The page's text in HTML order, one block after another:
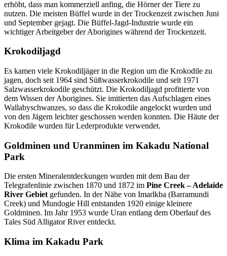
erhöht, dass man kommerziell anfing, die Hörner der Tiere zu
nutzen. Die meisten Büffel wurde in der Trockenzeit zwischen Juni
und September gejagt. Die Büffel-Jagd-Industrie wurde ein
wichtiger Arbeitgeber der Aborigines während der Trockenzeit.
Krokodiljagd
Es kamen viele Krokodiljäger in die Region um die Krokodile zu
jagen, doch seit 1964 sind Süßwasserkrokodile und seit 1971
Salzwasserkrokodile geschützt. Die Krokodiljagd profitierte von
dem Wissen der Aborigines. Sie imitierten das Aufschlagen eines
Wallabyschwanzes, so dass die Krokodile angelockt wurden und
von den Jägern leichter geschossen werden konnten. Die Häute der
Krokodile wurden für Lederprodukte verwendet.
Goldminen und Uranminen im Kakadu National
Park
Die ersten Mineralentdeckungen wurden mit dem Bau der
Telegrafenlinie zwischen 1870 und 1872 im Pine Creek – Adelaide
River Gebietgefunden. In der Nähe von Imarlkba (Barramundi
Creek) und Mundogie Hill entstanden 1920 einige kleinere
Goldminen. Im Jahr 1953 wurde Uran entlang dem Oberlauf des
Tales Süd Alligator River entdeckt.
Klima im Kakadu Park